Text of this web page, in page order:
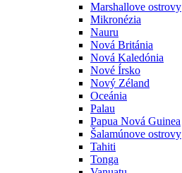
Marshallove ostrovy
Mikronézia
Nauru
Nová Británia
Nová Kaledónia
Nové Írsko
Nový Zéland
Oceánia
Palau
Papua Nová Guinea
Šalamúnove ostrovy
Tahiti
Tonga